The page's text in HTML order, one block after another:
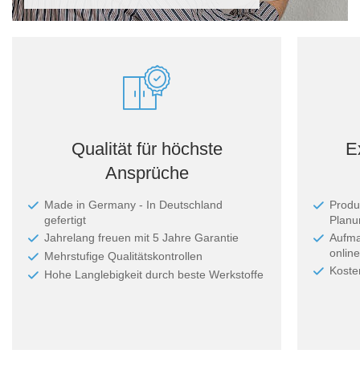
Qualität für höchste
Ansprüche
Made in Germany - In Deutschland
gefertigt
Jahrelang freuen mit 5 Jahre Garantie
Mehrstufige Qualitätskontrollen
Hohe Langlebigkeit durch beste Werkstoffe